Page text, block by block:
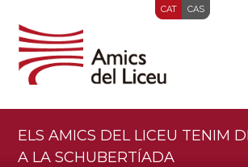
CAT CAS
ELS AMICS DEL LICEU TENIM
A LA SCHUBERTÍADA